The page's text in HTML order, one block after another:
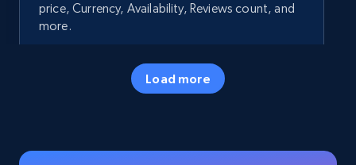
price, Currency, Availability, Reviews count, and
more.
5.7K+ Comece grátis
Load more